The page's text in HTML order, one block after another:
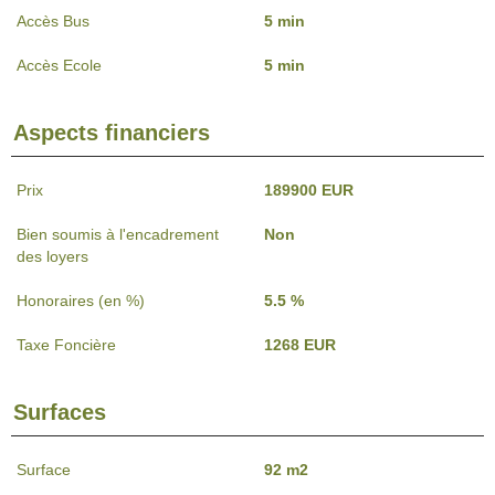
Accès Bus 5 min
Accès Ecole 5 min
Aspects financiers
Prix 189900 EUR
Bien soumis à l'encadrement
des loyers
Non
Honoraires (en %) 5.5 %
Taxe Foncière 1268 EUR
Surfaces
Surface 92 m2